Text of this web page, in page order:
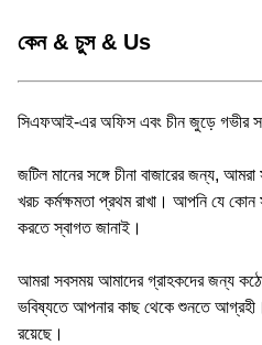
কেন & চুস & Us
সিএফআই-এর অফিস এবং চীন জুড়ে গভীর
জটিল মানের সঙ্গে চীনা বাজারের জন্য,
খরচ কর্মক্ষমতা প্রথম রাখা। আপনি যে কোন
করতে স্বাগত জানাই।
আমরা সবসময় আমাদের গ্রাহকদের জন্য
ভবিষ্যতে আপনার কাছ থেকে শুনতে
রয়েছে।